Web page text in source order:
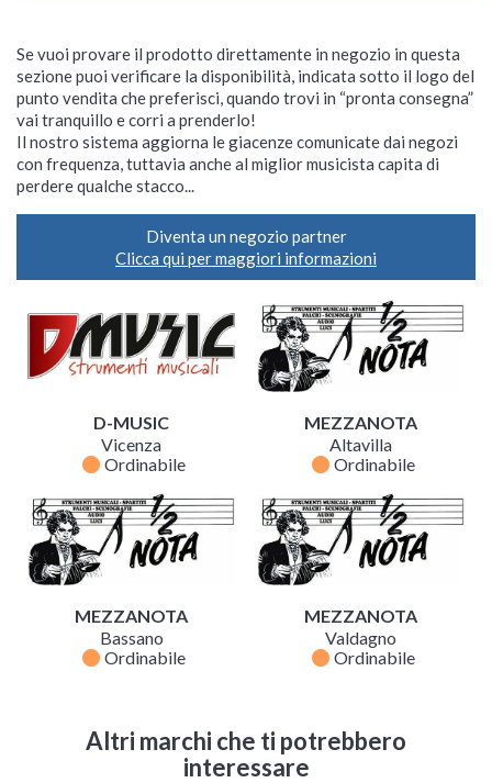
Se vuoi provare il prodotto direttamente in negozio in questa
sezione puoi verificare la disponibilità, indicata sotto il logo del
punto vendita che preferisci, quando trovi in “pronta consegna”
vai tranquillo e corri a prenderlo!
Il nostro sistema aggiorna le giacenze comunicate dai negozi
con frequenza, tuttavia anche al miglior musicista capita di
perdere qualche stacco...
Diventa un negozio partner
Clicca qui per maggiori informazioni
D-MUSIC
Vicenza
fiber_manual_record Ordinabile
MEZZANOTA
Altavilla
fiber_manual_record Ordinabile
MEZZANOTA
Bassano
fiber_manual_record Ordinabile
MEZZANOTA
Valdagno
fiber_manual_record Ordinabile
Altri marchi che ti potrebbero
interessare